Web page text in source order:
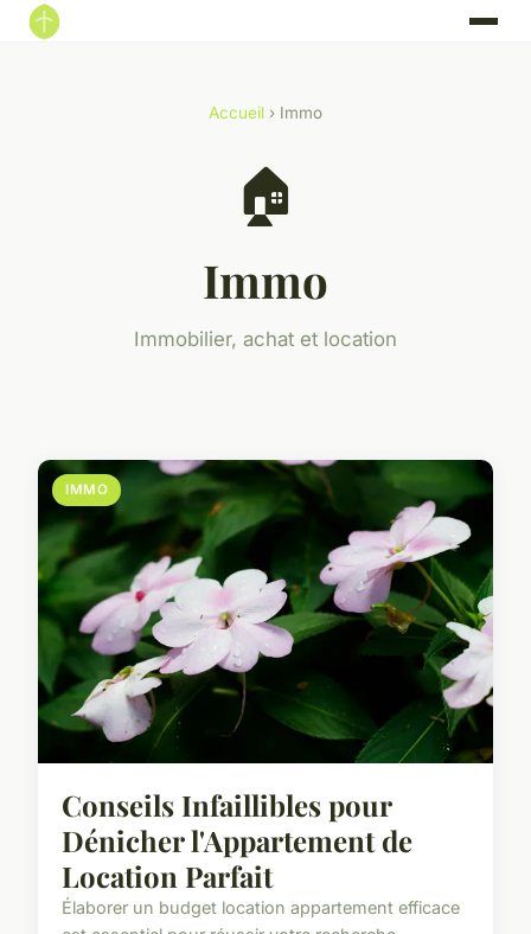
Accueil › Immo
🏠
Immo
Immobilier, achat et location
IMMO
Conseils Infaillibles pour
Dénicher l'Appartement de
Location Parfait
Élaborer un budget location appartement efficace